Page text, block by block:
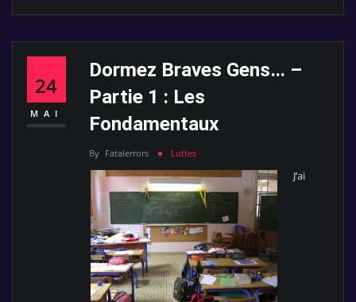
24
MAI
Dormez Braves Gens… –
Partie 1 : Les
Fondamentaux
By Fatalerrors Luttes
J’ai